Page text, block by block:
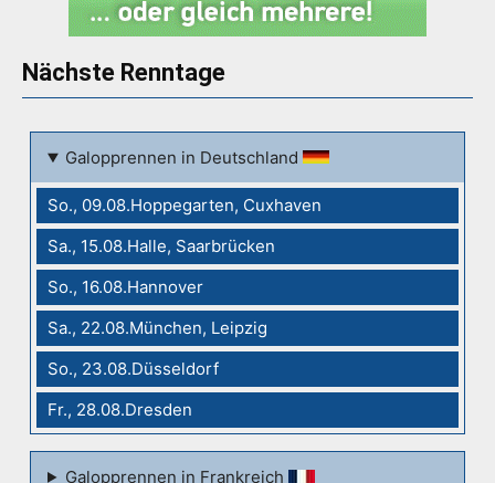
Nächste Renntage
Galopprennen in Deutschland
So., 09.08.Hoppegarten, Cuxhaven
Sa., 15.08.Halle, Saarbrücken
So., 16.08.Hannover
Sa., 22.08.München, Leipzig
So., 23.08.Düsseldorf
Fr., 28.08.Dresden
Galopprennen in Frankreich